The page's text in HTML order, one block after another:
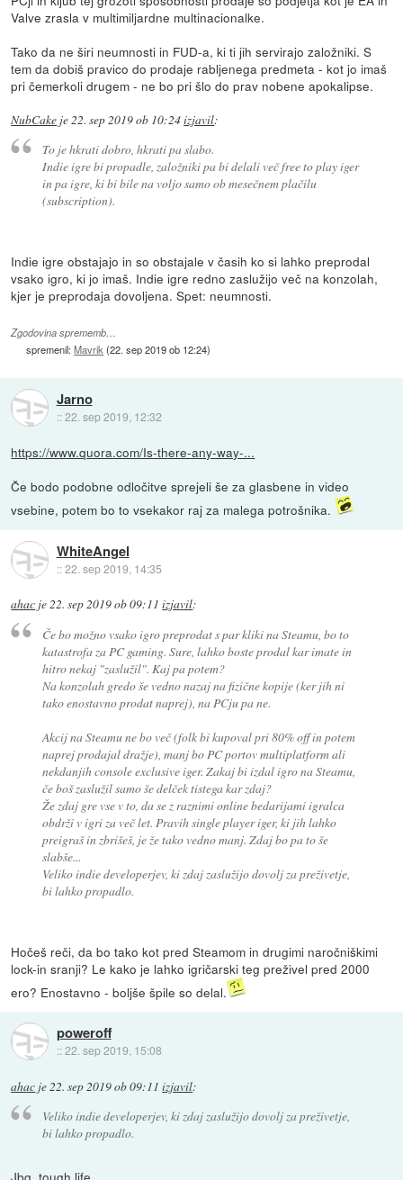
Valve zrasla v multimiljardne multinacionalke.
Tako da ne širi neumnosti in FUD-a, ki ti jih servirajo založniki. S
tem da dobiš pravico do prodaje rabljenega predmeta - kot jo imaš
pri čemerkoli drugem - ne bo pri šlo do prav nobene apokalipse.
NubCake je22. sep 2019 ob 10:24izjavil:
To je hkrati dobro, hkrati pa slabo.
Indie igre bi propadle, založniki pa bi delali več free to play iger
in pa igre, ki bi bile na voljo samo ob mesečnem plačilu
(subscription).
Indie igre obstajajo in so obstajale v časih ko si lahko preprodal
vsako igro, ki jo imaš. Indie igre redno zaslužijo več na konzolah,
kjer je preprodaja dovoljena. Spet: neumnosti.
Zgodovina sprememb…
spremenil:Mavrik(22. sep 2019 ob 12:24)
Jarno
::22. sep 2019, 12:32
https://www.quora.com/Is-there-any-way-...
Če bodo podobne odločitve sprejeli še za glasbene in video
vsebine, potem bo to vsekakor raj za malega potrošnika.
WhiteAngel
::22. sep 2019, 14:35
ahac je22. sep 2019 ob 09:11 izjavil:
Če bo možno vsako igro preprodat s par kliki na Steamu, bo to
katastrofa za PC gaming. Sure, lahko boste prodal kar imate in
hitro nekaj "zaslužil". Kaj pa potem?
Na konzolah gredo še vedno nazaj na fizične kopije (ker jih ni
tako enostavno prodat naprej), na PCju pa ne.
Akcij na Steamu ne bo več (folk bi kupoval pri 80% off in potem
naprej prodajal dražje), manj bo PC portov multiplatform ali
nekdanjih console exclusive iger. Zakaj bi izdal igro na Steamu,
če boš zaslužil samo še delček tistega kar zdaj?
Že zdaj gre vse v to, da se z raznimi online bedarijami igralca
obdrži v igri za več let. Pravih single player iger, ki jih lahko
preigraš in zbrišeš, je že tako vedno manj. Zdaj bo pa to še
slabše...
Veliko indie developerjev, ki zdaj zaslužijo dovolj za preživetje,
bi lahko propadlo.
Hočeš reči, da bo tako kot pred Steamom in drugimi naročniškimi
lock-in sranji? Le kako je lahko igričarski teg preživel pred 2000
ero? Enostavno - boljše špile so delal.
poweroff
::22. sep 2019, 15:08
ahac je22. sep 2019 ob 09:11 izjavil:
Veliko indie developerjev, ki zdaj zaslužijo dovolj za preživetje,
bi lahko propadlo.